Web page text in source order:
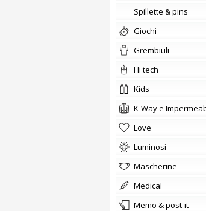
Spillette & pins
giochi
Grembiuli
hi tech
kids
K-Way e
love
Luminosi
Mascherine
medical
memo & post-it